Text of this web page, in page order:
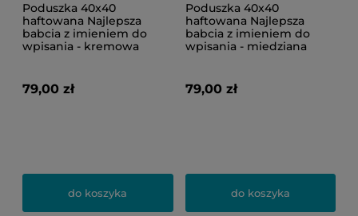
Poduszka 40x40
haftowana Najlepsza
babcia z imieniem do
wpisania - kremowa
79,00 zł
do koszyka
Poduszka 40x40
haftowana Najlepsza
babcia z imieniem do
wpisania - miedziana
79,00 zł
do koszyka